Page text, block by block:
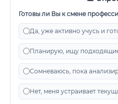
Готовы ли Вы к смене
Да, уже активно учусь и
Планирую, ищу
Сомневаюсь, пока
Нет, меня устраивает